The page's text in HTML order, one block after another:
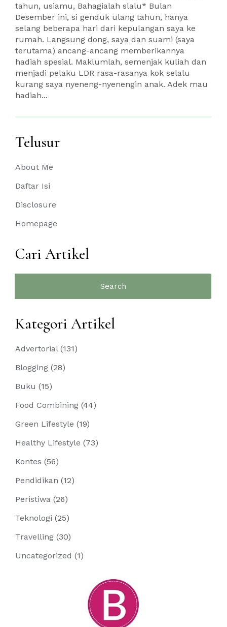
tahun, usiamu, Bahagialah slalu* Bulan
Desember ini, si genduk ulang tahun, hanya
selang beberapa hari dari kepulangan saya ke
rumah. Langsung dong, saya dan suami (saya
terutama) ancang-ancang memberikannya
hadiah spesial. Maklumlah, semenjak kuliah dan
menjadi pelaku LDR rasa-rasanya kok selalu
kurang saya nyeneng-nyenengin anak. Adek mau
hadiah...
Telusur
About Me
Daftar Isi
Disclosure
Homepage
Cari Artikel
Kategori Artikel
Advertorial(131)
Blogging (28)
Buku (15)
Food Combining (44)
Green Lifestyle (19)
Healthy Lifestyle (73)
Kontes (56)
Pendidikan (12)
Peristiwa (26)
Teknologi (25)
Travelling (30)
Uncategorized (1)